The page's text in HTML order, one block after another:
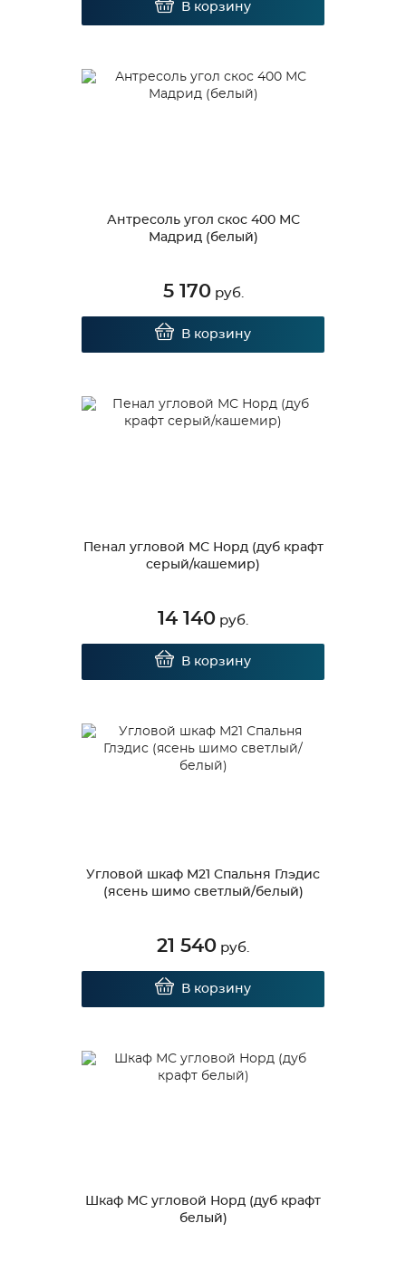
В корзину
Антресоль угол скос 400 МС
Мадрид (белый)
5 170руб.
В корзину
Пенал угловой МС Норд (дуб крафт
серый/кашемир)
14 140 руб.
В корзину
Угловой шкаф М21 Спальня Глэдис
(ясень шимо светлый/белый)
21 540 руб.
В корзину
Шкаф МС угловой Норд (дуб крафт
белый)